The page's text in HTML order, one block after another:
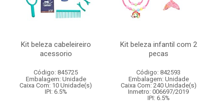
Kit beleza cabeleireiro
acessorio
Código: 845725
Embalagem: Unidade
Caixa Com: 10 Unidade(s)
IPI: 6.5%
Kit beleza infantil com 2
pecas
Código: 842593
Embalagem: Unidade
Caixa Com: 240 Unidade(s)
Inmetro: 006697/2019
IPI: 6.5%